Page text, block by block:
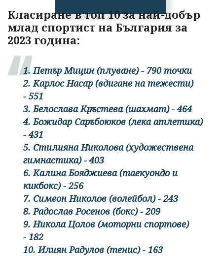
Класиране в топ 10 за най-добър
млад спортист на България за
2023 година:
1. Петър Мицин (плуване) - 790 точки
2. Карлос Насар (вдигане на тежести)
- 551
3. Белослава Кръстева (шахмат) - 464
4. Божидар Саръбоюков (лека атлетика)
- 431
5. Стилияна Николова (художествена
гимнастика) - 403
6. Калина Бояджиева (таекуондо и
кикбокс) - 256
7. Симеон Николов (волейбол) - 243
8. Радослав Росенов (бокс) - 209
9. Никола Цолов (моторни спортове)
- 182
10. Илиян Радулов (тенис) - 163